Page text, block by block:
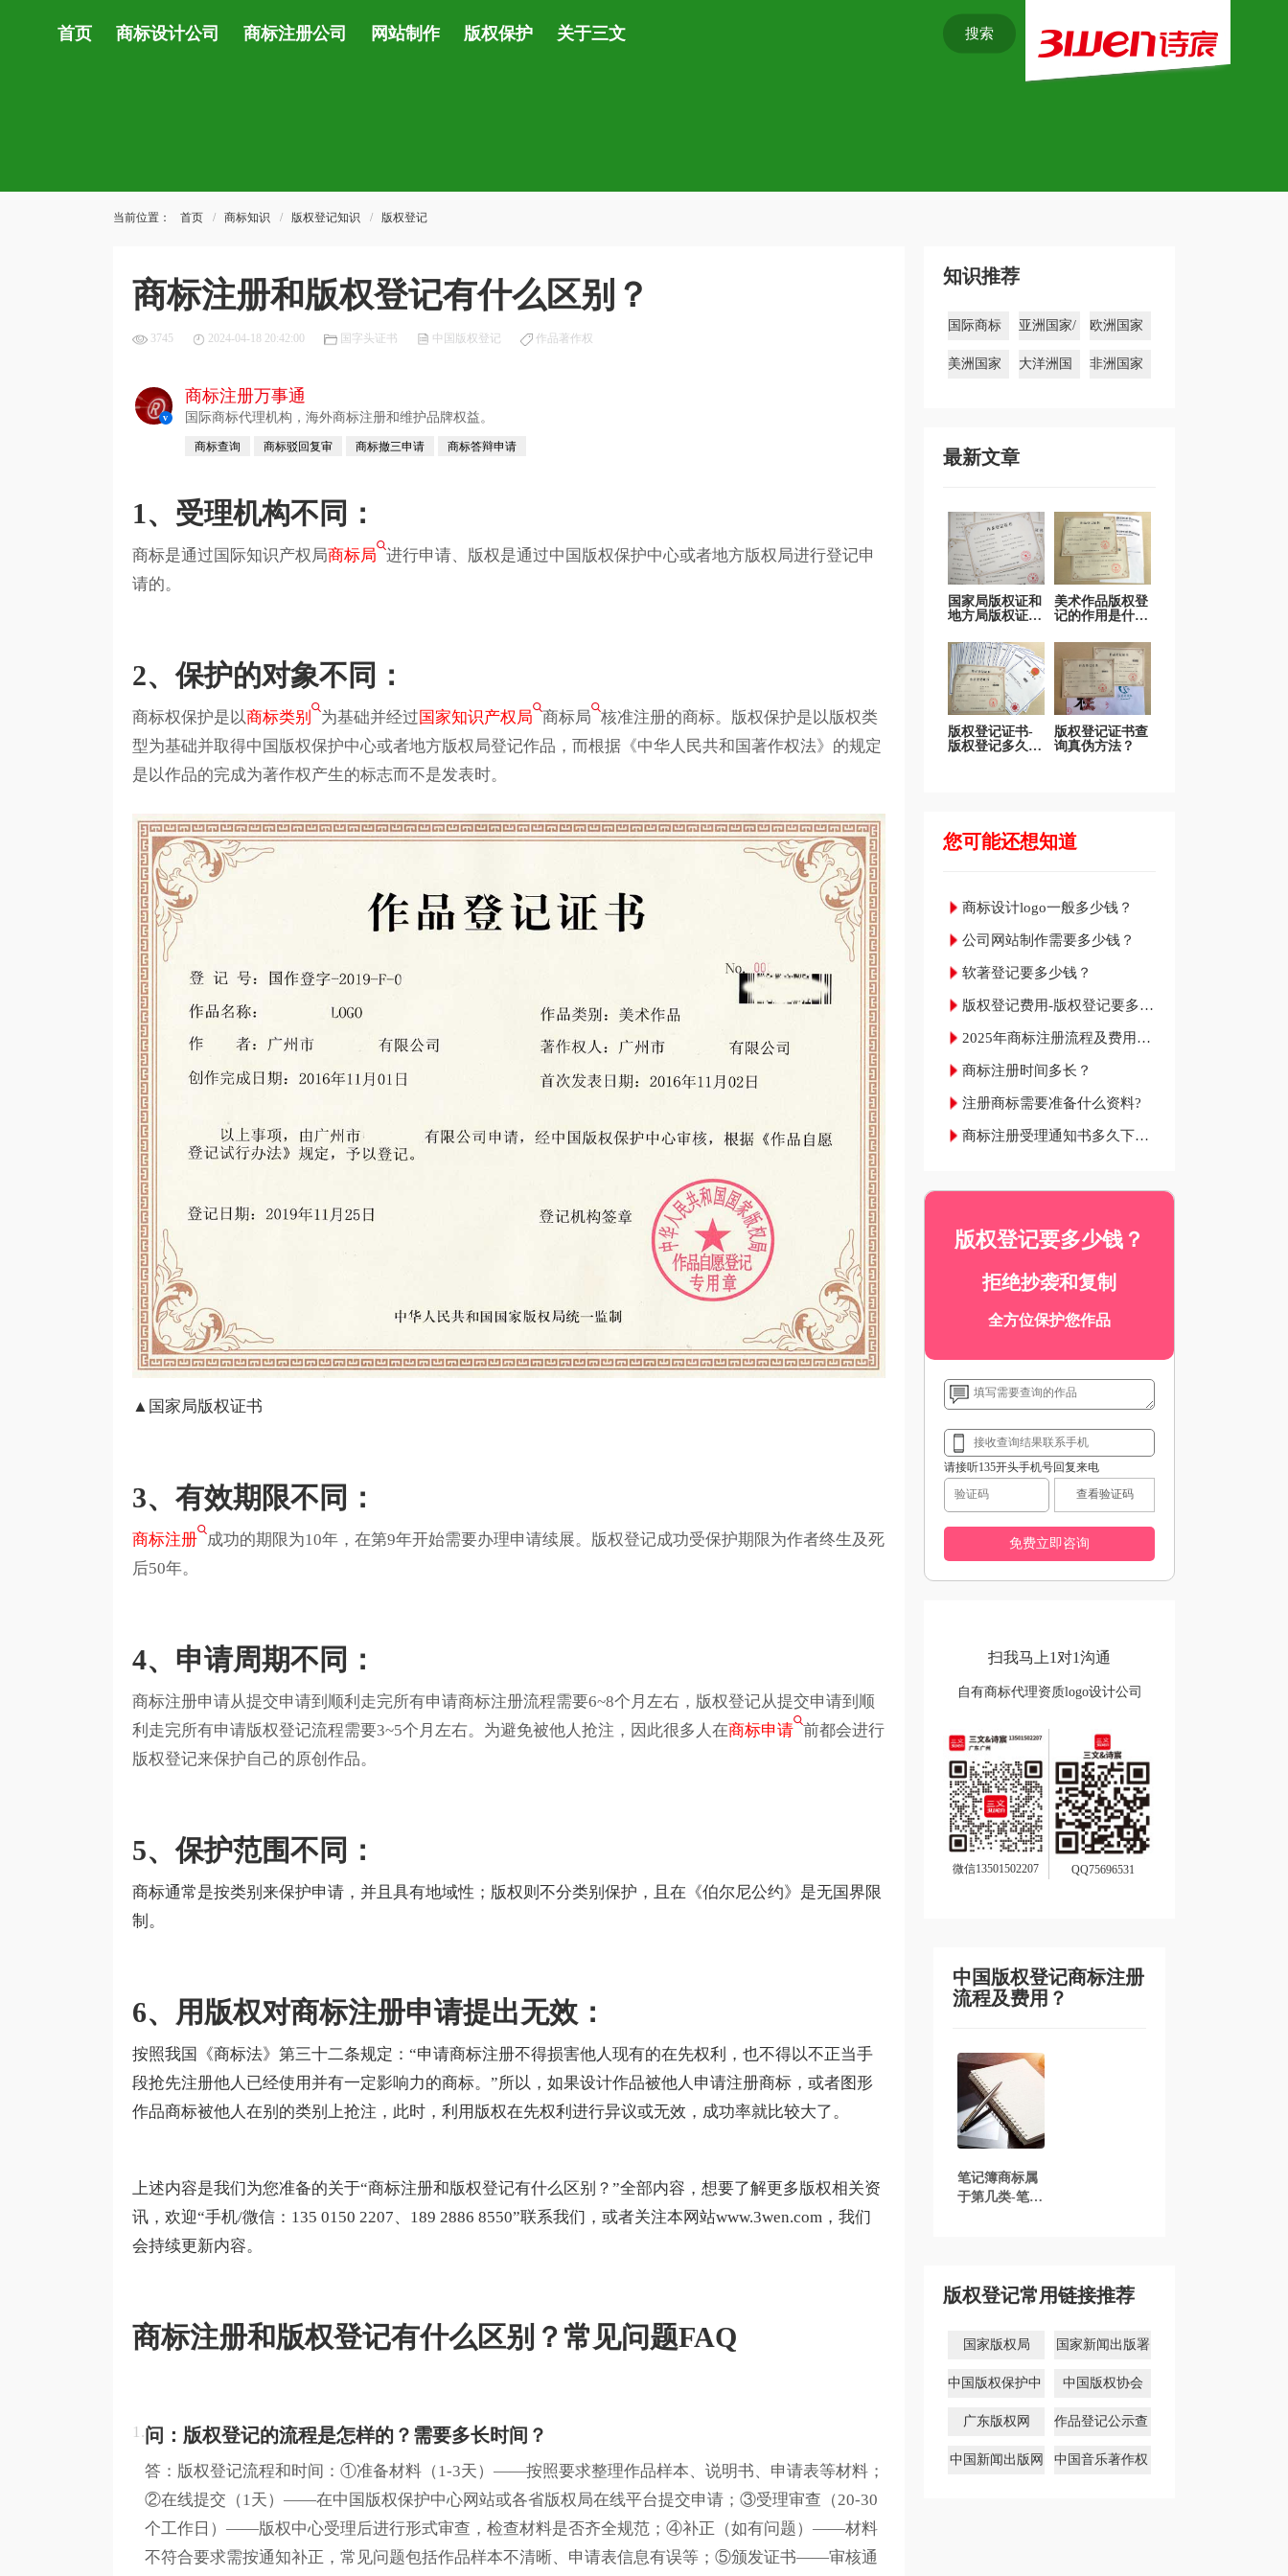
首页 商标设计公司 商标注册公司 网站制作 版权保护 关于三文 搜索
当前位置： 首页 商标知识 版权登记知识 版权登记
商标注册和版权登记有什么区别？
3745 2024-04-18 20:42:00 国字头证书 中国版权登记 作品著作权
v
商标注册万事通
国际商标代理机构，海外商标注册和维护品牌权益。
商标查询 商标驳回复审 商标撤三申请 商标答辩申请
1、受理机构不同：
商标是通过国际知识产权局商标局 进行申请、版权是通过中国版权保护中心或者地方版权局进行登记申
请的。
2、保护的对象不同：
商标权保护是以商标类别 为基础并经过国家知识产权局 商标局 核准注册的商标。版权保护是以版权类
型为基础并取得中国版权保护中心或者地方版权局登记作品，而根据《中华人民共和国著作权法》的规定
是以作品的完成为著作权产生的标志而不是发表时。
▲国家局版权证书
3、有效期限不同：
商标注册 成功的期限为10年，在第9年开始需要办理申请续展。版权登记成功受保护期限为作者终生及死
后50年。
4、申请周期不同：
商标注册申请从提交申请到顺利走完所有申请商标注册流程需要6~8个月左右，版权登记从提交申请到顺
利走完所有申请版权登记流程需要3~5个月左右。为避免被他人抢注，因此很多人在商标申请 前都会进行
版权登记来保护自己的原创作品。
5、保护范围不同：
商标通常是按类别来保护申请，并且具有地域性；版权则不分类别保护，且在《伯尔尼公约》是无国界限
制。
6、用版权对商标注册申请提出无效：
按照我国《商标法》第三十二条规定：“申请商标注册不得损害他人现有的在先权利，也不得以不正当手
段抢先注册他人已经使用并有一定影响力的商标。”所以，如果设计作品被他人申请注册商标，或者图形
作品商标被他人在别的类别上抢注，此时，利用版权在先权利进行异议或无效，成功率就比较大了。
上述内容是我们为您准备的关于“商标注册和版权登记有什么区别？”全部内容，想要了解更多版权相关资
讯，欢迎“手机/微信：135 0150 2207、189 2886 8550”联系我们，或者关注本网站www.3wen.com，我们
会持续更新内容。
商标注册和版权登记有什么区别？常见问题FAQ
1.问：版权登记的流程是怎样的？需要多长时间？
答：版权登记流程和时间：①准备材料（1-3天）——按照要求整理作品样本、说明书、申请表等材料；
②在线提交（1天）——在中国版权保护中心网站或各省版权局在线平台提交申请；③受理审查（20-30
个工作日）——版权中心受理后进行形式审查，检查材料是否齐全规范；④补正（如有问题）——材料
不符合要求需按通知补正，常见问题包括作品样本不清晰、申请表信息有误等；⑤颁发证书——审核通
知识推荐
国际商标
注册
亚洲国家/
地区商标
欧洲国家
商标
美洲国家
大洋洲国
非洲国家
最新文章
国家局版权证和
地方局版权证有
美术作品版权登
记的作用是什
版权登记证书-
版权登记多久下
版权登记证书查
询真伪方法？
您可能还想知道
商标设计logo一般多少钱？
公司网站制作需要多少钱？
软著登记要多少钱？
版权登记费用-版权登记要多少
2025年商标注册流程及费用材
商标注册时间多长？
注册商标需要准备什么资料?
商标注册受理通知书多久下
版权登记要多少钱？
拒绝抄袭和复制
全方位保护您作品
请接听135开头手机号回复来电
查看验证码
扫我马上1对1沟通
自有商标代理资质logo设计公司
微信13501502207 QQ75696531
中国版权登记商标注册
流程及费用？
笔记簿商标属
于第几类-笔记
版权登记常用链接推荐
国家版权局 国家新闻出版署
中国版权保护中
中国版权协会
广东版权网
作品登记公示查
询
中国新闻出版网
中国音乐著作权